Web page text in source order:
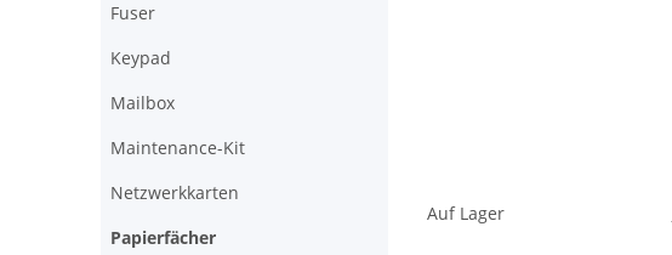
Auf Lager
Fuser
Keypad
Mailbox
Maintenance-Kit
Netzwerkkarten
Papierfächer